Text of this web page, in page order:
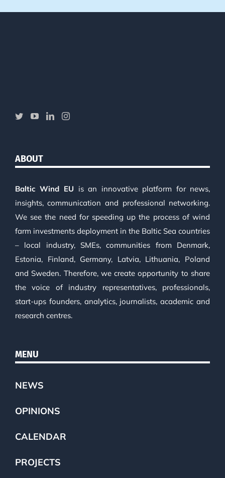
ABOUT
Baltic Wind EU is an innovative platform for news,
insights, communication and professional networking.
We see the need for speeding up the process of wind
farm investments deployment in the Baltic Sea countries
– local industry, SMEs, communities from Denmark,
Estonia, Finland, Germany, Latvia, Lithuania, Poland
and Sweden. Therefore, we create opportunity to share
the voice of industry representatives, professionals,
start-ups founders, analytics, journalists, academic and
research centres.
MENU
NEWS
OPINIONS
CALENDAR
PROJECTS